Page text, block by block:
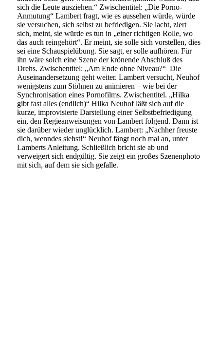
sich die Leute ausziehen.“ Zwischentitel: „Die Porno-
Anmutung“ Lambert fragt, wie es aussehen würde, würde
sie versuchen, sich selbst zu befriedigen. Sie lacht, ziert
sich, meint, sie würde es tun in „einer richtigen Rolle, wo
das auch reingehört“. Er meint, sie solle sich vorstellen, dies
sei eine Schauspielübung. Sie sagt, er solle aufhören. Für
ihn wäre solch eine Szene der krönende Abschluß des
Drehs. Zwischentitel: „Am Ende ohne Niveau?“ Die
Auseinandersetzung geht weiter. Lambert versucht, Neuhof
wenigstens zum Stöhnen zu animieren – wie bei der
Synchronisation eines Pornofilms. Zwischentitel. „Hilka
gibt fast alles (endlich)“ Hilka Neuhof läßt sich auf die
kurze, improvisierte Darstellung einer Selbstbefriedigung
ein, den Regieanweisungen von Lambert folgend. Dann ist
sie darüber wieder unglücklich. Lambert: „Nachher freuste
dich, wenndes siehst!“ Neuhof fängt noch mal an, unter
Lamberts Anleitung. Schließlich bricht sie ab und
verweigert sich endgültig. Sie zeigt ein großes Szenenphoto
mit sich, auf dem sie sich gefalle.